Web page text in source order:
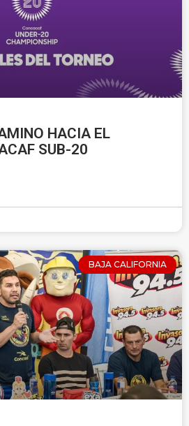
HACIA EL
SUB-20
BAJA CALIFORNIA